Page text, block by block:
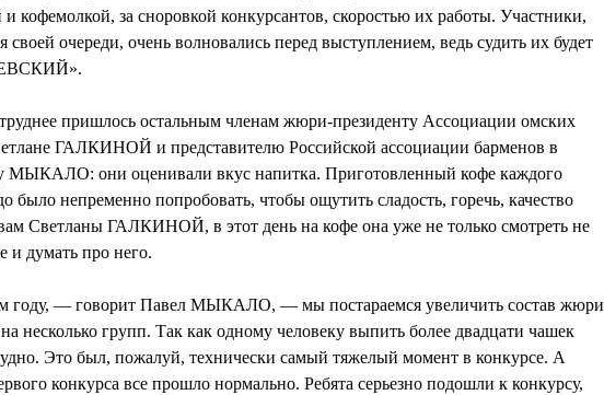
кофемолкой, за сноровкой конкурсантов, скоростью их работы. Участники,
своей очереди, очень волновались перед выступлением, ведь судить их будет
пришлось остальным членам жюри-президенту Ассоциации омских
ГАЛКИНОЙ и представителю Российской ассоциации барменов в
МЫКАЛО: они оценивали вкус напитка. Приготовленный кофе каждого
было непременно попробовать, чтобы ощутить сладость, горечь, качество
Светланы ГАЛКИНОЙ, в этот день на кофе она уже не только смотреть не
и думать про него.
году, — говорит Павел МЫКАЛО, — мы постараемся увеличить состав жюри
на несколько групп. Так как одному человеку выпить более двадцати чашек
Это был, пожалуй, технически самый тяжелый момент в конкурсе. А
конкурса все прошло нормально. Ребята серьезно подошли к конкурсу,